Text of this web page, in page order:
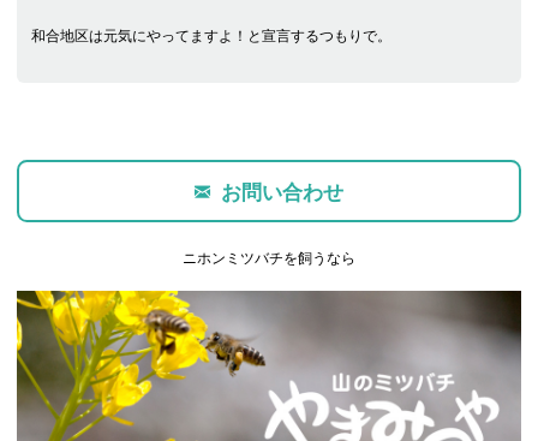
和合地区は元気にやってますよ！と宣言するつもりで。
お問い合わせ
ニホンミツバチを飼うなら